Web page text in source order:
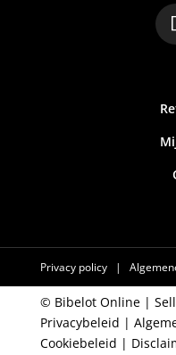
Privacy policy |
© Bibelot Online |
Privacybeleid |
Cookiebeleid |